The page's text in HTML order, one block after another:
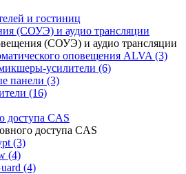
и гостиниц
(СОУЭ) и аудио трансляции
(СОУЭ) и аудио трансляции
оповещения ALVA (3)
усилители (6)
панели (3)
(16)
доступа CAS
доступа CAS
(3)
(4)
(4)